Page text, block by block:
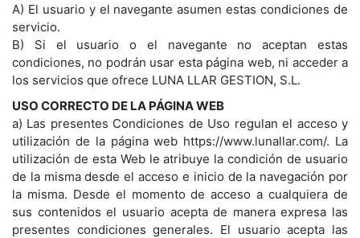
A) El usuario y el navegante asumen estas condiciones de
servicio.
B) Si el usuario o el navegante no aceptan estas
condiciones, no podrán usar esta página web, ni acceder a
los servicios que ofrece LUNA LLAR GESTION, S.L.
USO CORRECTO DE LA PÁGINA WEB
a) Las presentes Condiciones de Uso regulan el acceso y
utilización de la página web https://www.lunallar.com/. La
utilización de esta Web le atribuye la condición de usuario
de la misma desde el acceso e inicio de la navegación por
la misma. Desde el momento de acceso a cualquiera de
sus contenidos el usuario acepta de manera expresa las
presentes condiciones generales. El usuario acepta las